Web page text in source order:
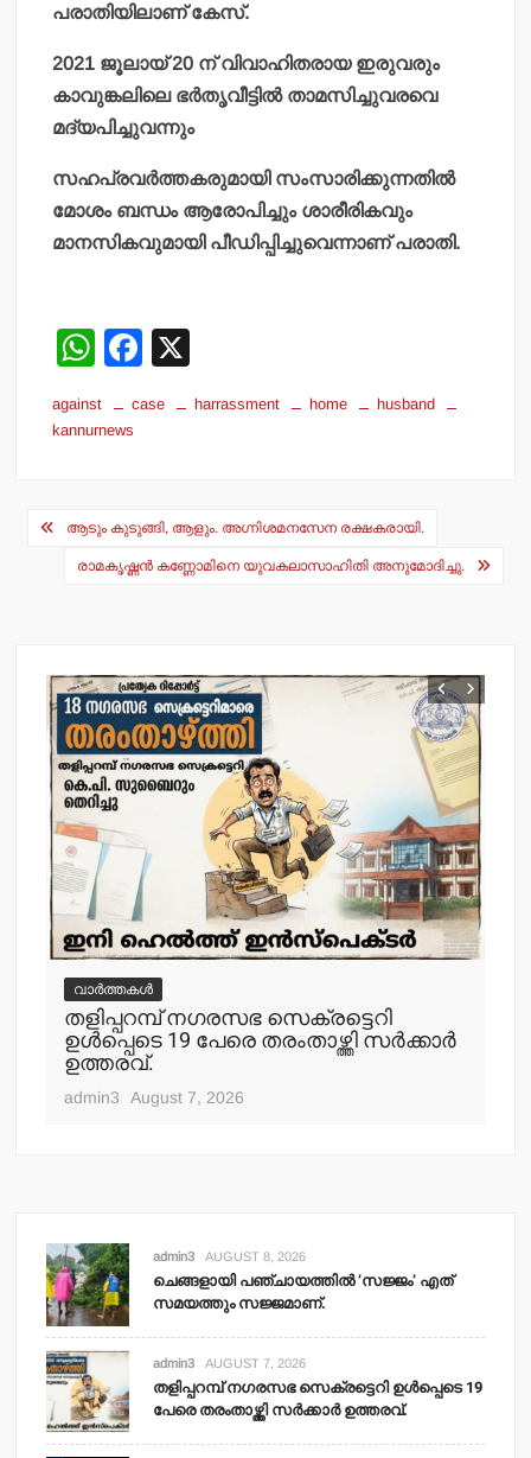
പരാതിയിലാണ് കേസ്.
2021 ജൂലായ് 20 ന് വിവാഹിതരായ ഇരുവരും
കാവുങ്കലിലെ ഭര്‍തൃവീട്ടില്‍ താമസിച്ചുവരവെ
മദ്യപിച്ചുവന്നും
സഹപ്രവര്‍ത്തകരുമായി സംസാരിക്കുന്നതില്‍
മോശം ബന്ധം ആരോപിച്ചും ശാരീരികവും
മാനസികവുമായി പീഡിപ്പിച്ചുവെന്നാണ് പരാതി.
W
at
p
p
F
c
o
o
against case harrassment home
husband
kannurnews
Post
navigation
ആടും കുടുങ്ങി, ആളും. അഗ്നിശമനസേന രക്ഷകരായി.
രാമകൃഷ്ണന്‍ കണ്ണോമിനെ യുവകലാസാഹിതി അനുമോദിച്ചു.
വാർത്തകൾ
തളിപ്പറമ്പ് നഗരസഭ സെക്രട്ടെറി
ഉള്‍പ്പെടെ 19 പേരെ തരംതാഴ്ത്തി സര്‍ക്കാര്‍
ഉത്തരവ്.
admin3 August 7, 2026
admin3 AUGUST 8, 2026
ചെങ്ങളായി പഞ്ചായത്തില്‍ ‘സജ്ജം’ എത്
സമയത്തും സജ്ജമാണ്.
admin3 AUGUST 7, 2026
തളിപ്പറമ്പ് നഗരസഭ സെക്രട്ടെറി ഉള്‍പ്പെടെ 19
പേരെ തരംതാഴ്ത്തി സര്‍ക്കാര്‍ ഉത്തരവ്.